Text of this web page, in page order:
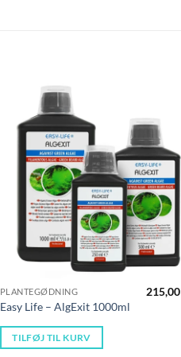
PLANTEGØDNING
Easy Life – AlgExit 1000ml
215,00
TILFØJ TIL KURV